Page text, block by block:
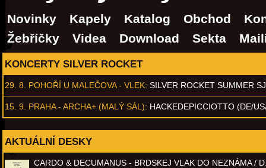
Novinky Kapely Katalog Obchod
Žebříčky
Videa Download Sekta
KONCERTY SILVER ROCKET
29. 8. POHOŘÍ U MALEČOVA - VLEK: SILVER ROCKET SUMMER
15. 9. PRAHA - ARCHA+ (MALÝ SÁL): HACKEDEPICCIOTTO (DE/
AKTUÁLNÍ DESKY
CARDO & DECUMANUS - BRDSKEJ VLAK DO NEZNÁMA /